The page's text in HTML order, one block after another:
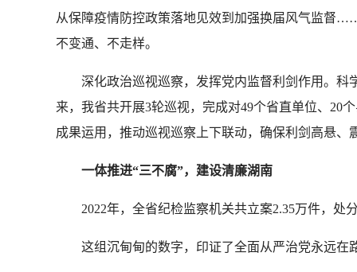
从保障疫情防控政策落地见效到加强换届风气监督
不变通、不走样。
深化政治巡视巡察，发挥党内监督利剑作用。科
来，我省共开展3轮巡视，完成对49个省直单位、20
成果运用，推动巡视巡察上下联动，确保利剑高悬、
一体推进“三不腐”，建设清廉湖南
2022年，全省纪检监察机关共立案2.35万件，处
这组沉甸甸的数字，印证了全面从严治党永远在